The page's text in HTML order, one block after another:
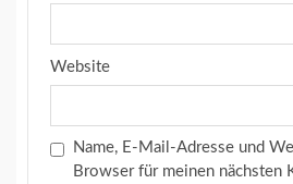
Website
Name, E-Mail-Adresse und
Browser für meinen nächsten